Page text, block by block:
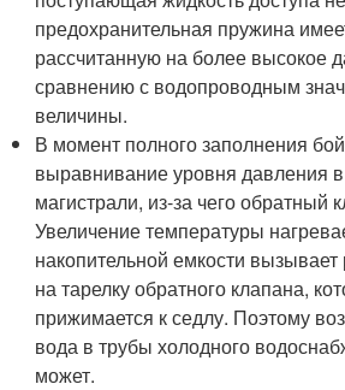
предохранительная пружина
рассчитанную на более высокое
сравнению с водопроводным
величины.
В момент полного заполнения
выравнивание уровня давления
магистрали, из-за чего обратный
Увеличение температуры
накопительной емкости
на тарелку обратного клапана,
прижимается к седлу. Поэтому
вода в трубы холодного
может.